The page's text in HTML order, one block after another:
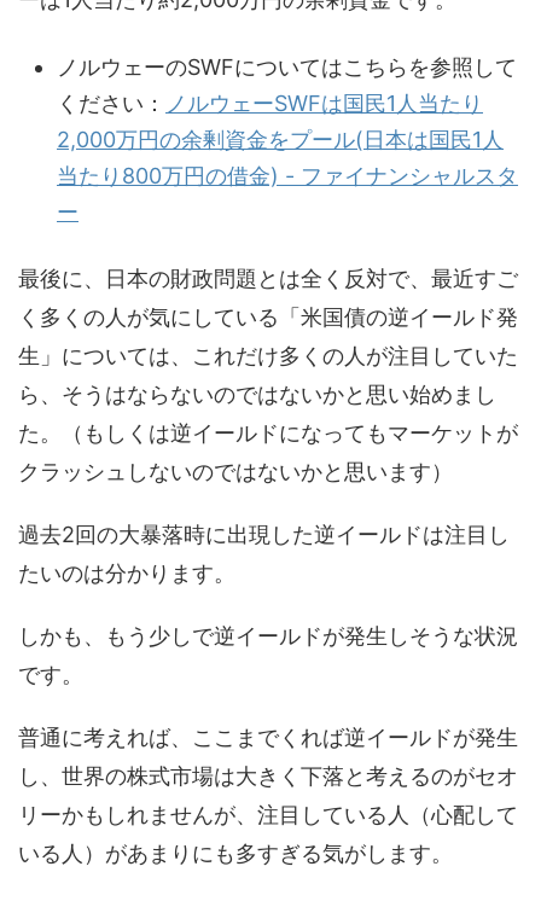
ノルウェーのSWFについてはこちらを参照して
ください：
ノルウェーSWFは国民1人当たり
2,000万円の余剰資金をプール(日本は国民1人
当たり800万円の借金) - ファイナンシャルスタ
ー
最後に、日本の財政問題とは全く反対で、最近すご
く多くの人が気にしている「米国債の逆イールド発
生」については、これだけ多くの人が注目していた
ら、そうはならないのではないかと思い始めまし
た。（もしくは逆イールドになってもマーケットが
クラッシュしないのではないかと思います）
過去2回の大暴落時に出現した逆イールドは注目し
たいのは分かります。
しかも、もう少しで逆イールドが発生しそうな状況
です。
普通に考えれば、ここまでくれば逆イールドが発生
し、世界の株式市場は大きく下落と考えるのがセオ
リーかもしれませんが、注目している人（心配して
いる人）があまりにも多すぎる気がします。